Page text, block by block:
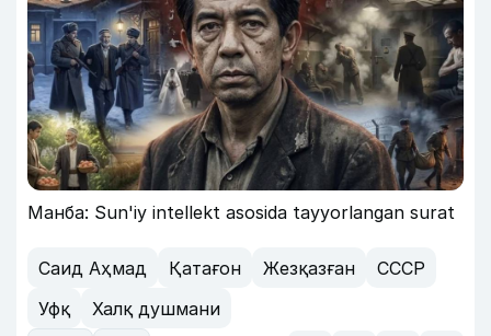
Манба: Sun'iy intellekt asosida tayyorlangan surat
Саид Аҳмад Қатағон Жезқазған
СССР
Уфқ
Халқ душмани